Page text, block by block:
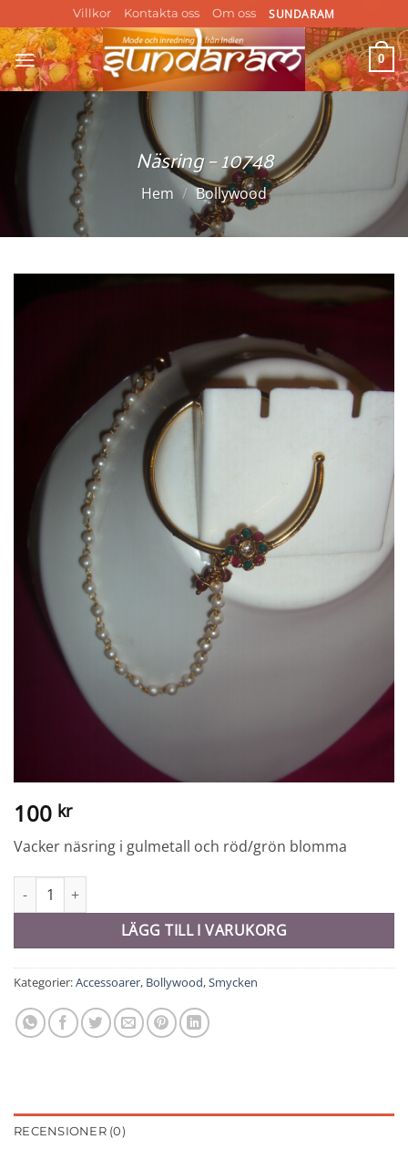
to
content
Villkor Kontakta oss Om oss SUNDARAM
0
Näsring – 10748
Hem / Bollywood
100 kr
Vacker näsring i gulmetall och röd/grön blomma
Näsring - 10748 mängd
LÄGG TILL I VARUKORG
Kategorier:Accessoarer, Bollywood,Smycken
RECENSIONER (0)